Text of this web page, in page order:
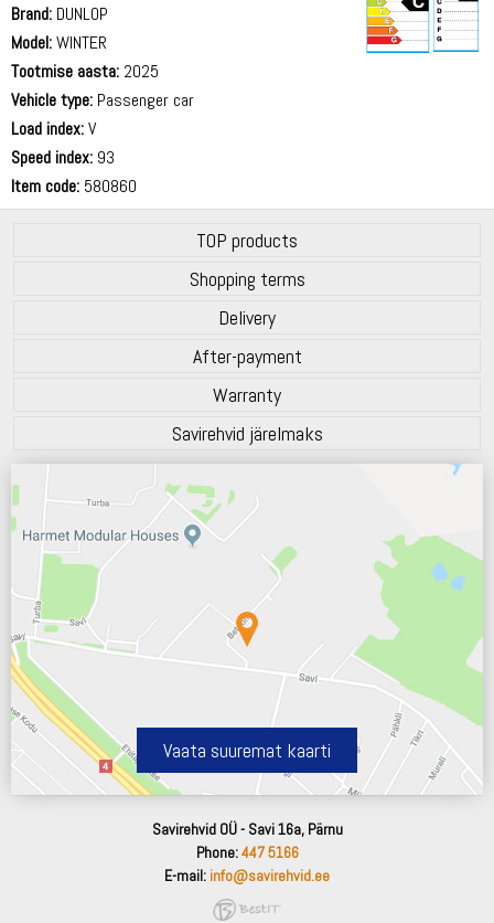
Brand: DUNLOP
Model:WINTER
Tootmise aasta: 2025
Vehicle type: Passenger car
Load index:V
Speed index: 93
Item code: 580860
TOP products
Shopping terms
Delivery
After-payment
Warranty
Savirehvid järelmaks
Vaata suuremat kaarti
Savirehvid OÜ - Savi 16a, Pärnu
Phone:447 5166
E-mail: info@savirehvid.ee